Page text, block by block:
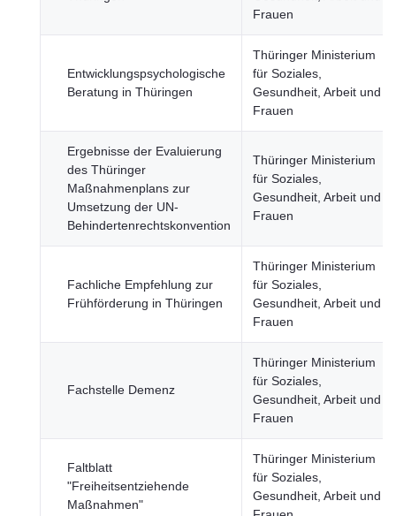
Frauen
Entwicklungspsychologische
Beratung in Thüringen
Thüringer Ministerium
für Soziales,
Gesundheit, Arbeit und
Frauen
Ergebnisse der Evaluierung
des Thüringer
Maßnahmenplans zur
Umsetzung der UN-
Behindertenrechtskonvention
Thüringer Ministerium
für Soziales,
Gesundheit, Arbeit und
Frauen
Fachliche Empfehlung zur
Frühförderung in Thüringen
Thüringer Ministerium
für Soziales,
Gesundheit, Arbeit und
Frauen
Fachstelle Demenz
Thüringer Ministerium
für Soziales,
Gesundheit, Arbeit und
Frauen
Faltblatt
"Freiheitsentziehende
Maßnahmen"
Thüringer Ministerium
für Soziales,
Gesundheit, Arbeit und